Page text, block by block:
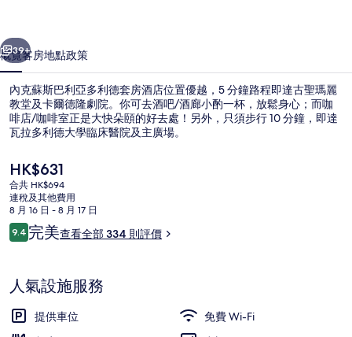
多
利
德
套
酒
店
相
集
個 下一個
39+
概覽客房地點政策
內克蘇斯巴利亞多利德套房酒店位置優越，5 分鐘路程即達古聖瑪麗
教堂及卡爾德隆劇院。你可去酒吧/酒廊小酌一杯，放鬆身心；而咖
啡店/咖啡室正是大快朵頤的好去處！另外，只須步行 10 分鐘，即達
瓦拉多利德大學臨床醫院及主廣場。
現
價
HK$631
HK$631
合共 HK$694
連稅及其他費用
8 月 16 日 - 8 月 17 日
評
價
9.49.4 分，滿分 10 分，
完美查看全部 334 則評價
人氣設施服務
提供車位
免費 Wi-Fi